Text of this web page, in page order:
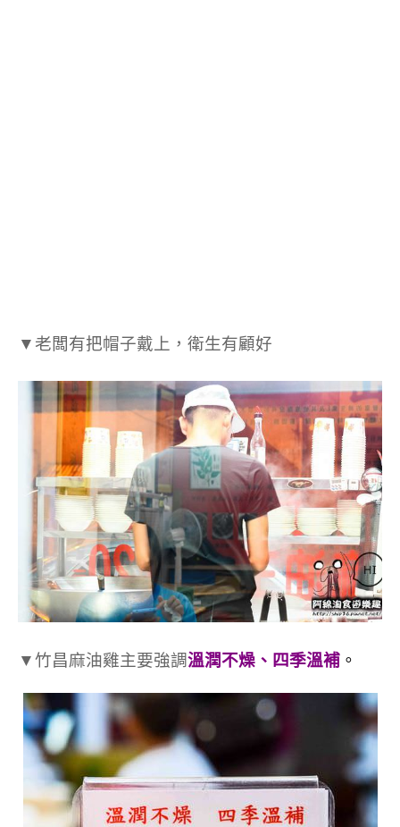
▼老闆有把帽子戴上，衛生有顧好
▼竹昌麻油雞主要強調溫潤不燥、四季溫補 。